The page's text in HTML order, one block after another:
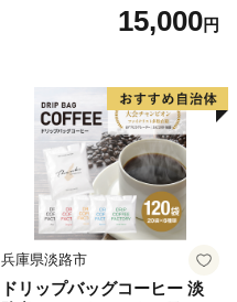
15,000円
兵庫県淡路市
ドリップバッグコーヒー 淡